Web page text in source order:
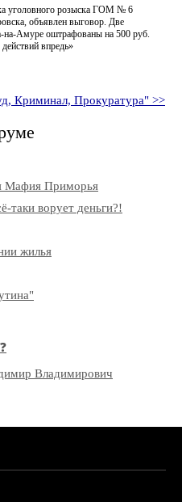
уголовного розыска ГОМ № 6
объявлен выговор. Две
на-Амуре оштрафованы на 500 руб.
впредь»
Криминал, Прокуратура" >>
Мафия Приморья
таки ворует деньги?!
жилья
Владимирович